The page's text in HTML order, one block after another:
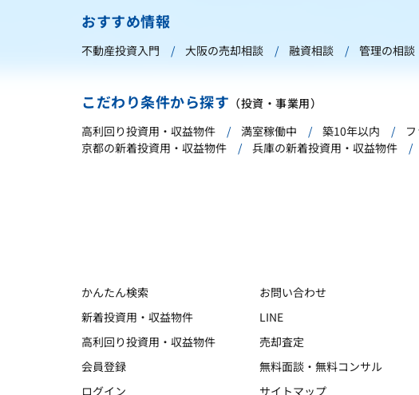
おすすめ情報
不動産投資入門 大阪の売却相談 融資相談 管理の相談
こだわり条件から探す （投資・事業用）
高利回り投資用・収益物件
満室稼働中 築10年以内
京都の新着投資用・収益物件
兵庫の新着投資用・収益物件
かんたん検索
新着投資用・収益物件
高利回り投資用・収益物件
会員登録
ログイン
お問い合わせ
LINE
売却査定
無料面談・無料コンサル
サイトマップ